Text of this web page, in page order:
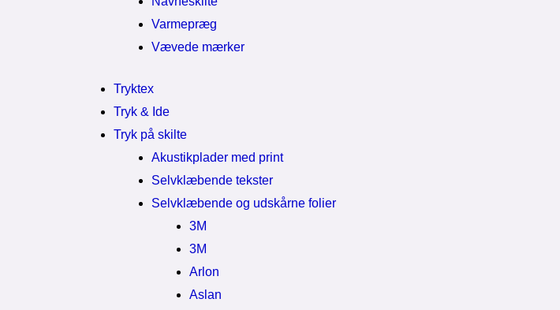
Varmepræg
Vævede mærker
Tryktex
Tryk & Ide
Tryk på skilte
Akustikplader med print
Selvklæbende tekster
Selvklæbende og udskårne folier
3M
3M
Arlon
Aslan